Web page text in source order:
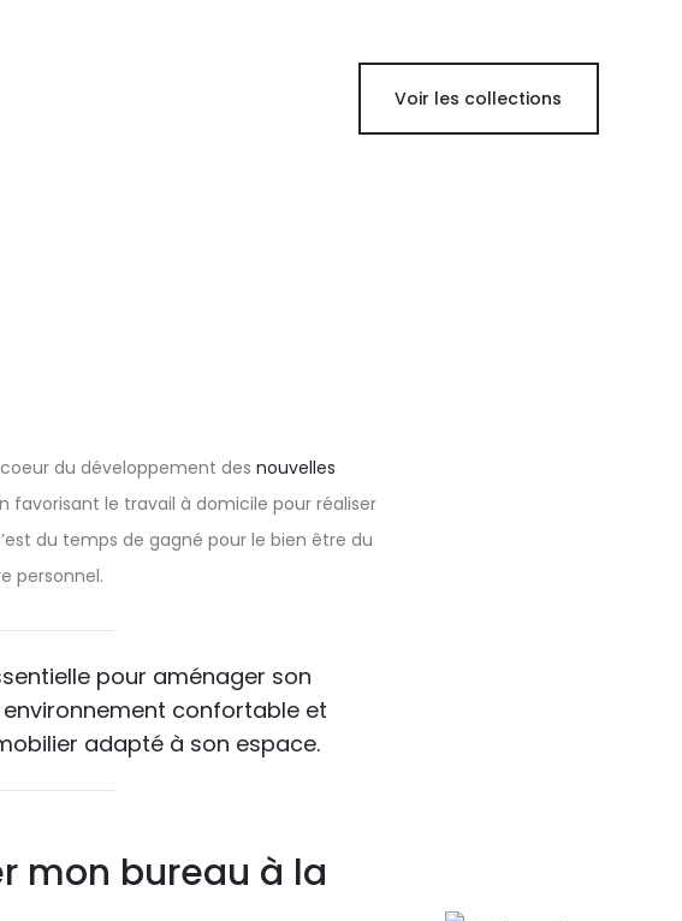
Voir les collections
du développement des nouvelles
favorisant le travail à domicile pour réaliser
du temps de gagné pour le bien être du
personnel.
pour aménager son
environnement confortable et
adapté à son espace.
mon bureau à la